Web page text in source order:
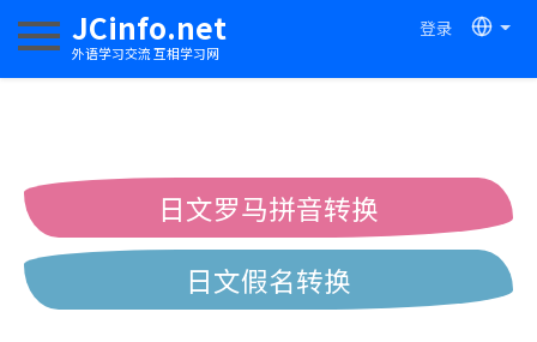
JCinfo.net
外语学习交流 互相学习网
登录
切换导航
日文罗马拼音转换
日文假名转换